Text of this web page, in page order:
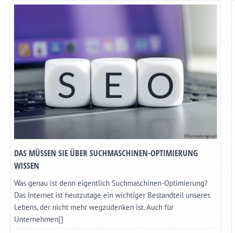
DAS MÜSSEN SIE ÜBER SUCHMASCHINEN-OPTIMIERUNG
WISSEN
Was genau ist denn eigentlich Suchmaschinen-Optimierung?
Das Internet ist heutzutage ein wichtiger Bestandteil unseres
Lebens, der nicht mehr wegzudenken ist. Auch für
Unternehmen[]